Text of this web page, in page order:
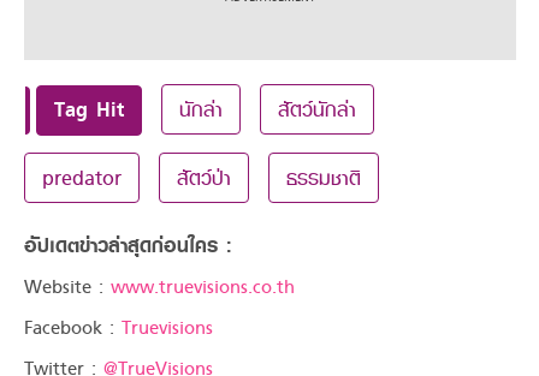
Tag Hit นักล่า สัตว์นักล่า
predator สัตว์ป่า ธรรมชาติ
อัปเดตข่าวล่าสุดก่อนใคร :
Website : www.truevisions.co.th
Facebook : Truevisions
Twitter : @TrueVisions